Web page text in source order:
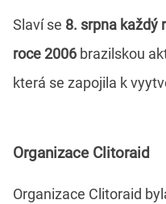
Slaví se 8. srpna každý
roce 2006 brazilskou
která se zapojila k
Organizace Clitoraid
Organizace Clitoraid